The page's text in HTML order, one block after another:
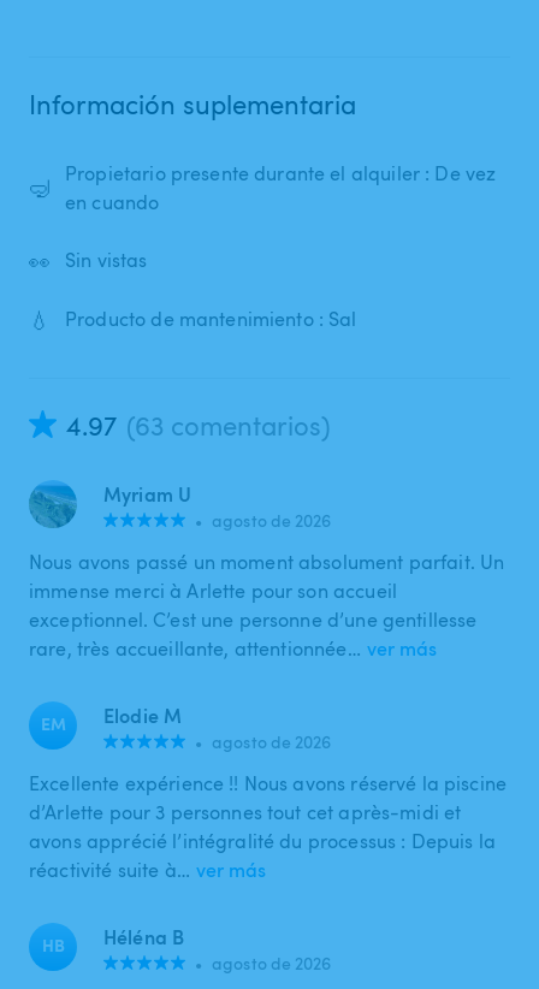
Información suplementaria
🤿
Propietario presente durante el alquiler : De vez
en cuando
👀 Sin vistas
💧 Producto de mantenimiento : Sal
4.97 (63 comentarios)
Myriam U
• agosto de 2026
Nous avons passé un moment absolument parfait. Un
immense merci à Arlette pour son accueil
exceptionnel. C’est une personne d’une gentillesse
rare, très accueillante, attentionnée… ver más
EM Elodie M
• agosto de 2026
Excellente expérience !! Nous avons réservé la piscine
d’Arlette pour 3 personnes tout cet après-midi et
avons apprécié l’intégralité du processus : Depuis la
réactivité suite à… ver más
HB Héléna B
• agosto de 2026